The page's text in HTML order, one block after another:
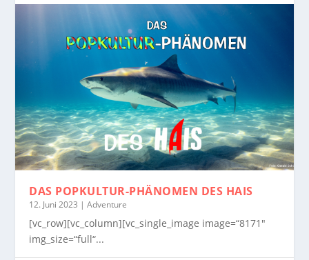
DAS POPKULTUR-PHÄNOMEN DES HAIS
12. Juni 2023 |Adventure
[vc_row][vc_column][vc_single_image image=“8171″
img_size=“full“...